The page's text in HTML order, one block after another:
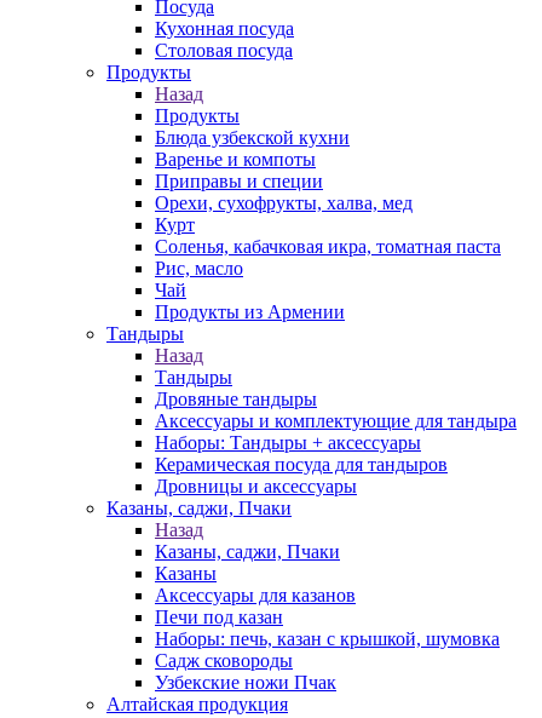
Посуда
Кухонная посуда
Столовая посуда
Продукты
Назад
Продукты
Блюда узбекской кухни
Варенье и компоты
Приправы и специи
Орехи, сухофрукты, халва, мед
Курт
Соленья, кабачковая икра, томатная паста
Рис, масло
Чай
Продукты из Армении
Тандыры
Назад
Тандыры
Дровяные тандыры
Аксессуары и комплектующие для тандыра
Наборы: Тандыры + аксессуары
Керамическая посуда для тандыров
Дровницы и аксессуары
Казаны, саджи, Пчаки
Назад
Казаны, саджи, Пчаки
Казаны
Аксессуары для казанов
Печи под казан
Наборы: печь, казан с крышкой, шумовка
Садж сковороды
Узбекские ножи Пчак
Алтайская продукция